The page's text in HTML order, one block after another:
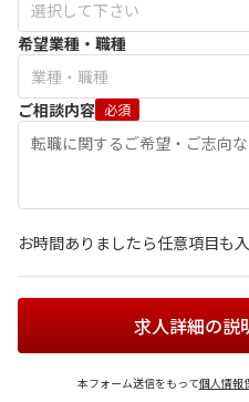
希望業種・職種
ご相談内容 必須
お時間ありましたら任意項目も
求人詳細の説
本フォーム送信をもって個人情報